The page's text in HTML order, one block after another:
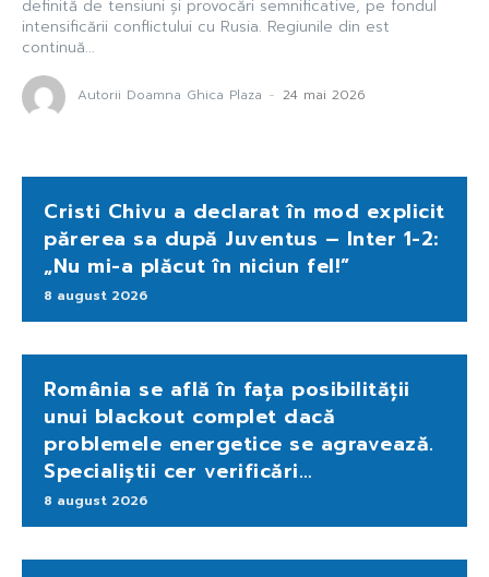
definită de tensiuni și provocări semnificative, pe fondul
intensificării conflictului cu Rusia. Regiunile din est
continuă...
Autorii Doamna Ghica Plaza - 24 mai 2026
Cristi Chivu a declarat în mod explicit
părerea sa după Juventus – Inter 1-2:
„Nu mi-a plăcut în niciun fel!”
8 august 2026
România se află în fața posibilității
unui blackout complet dacă
problemele energetice se agravează.
Specialiștii cer verificări…
8 august 2026